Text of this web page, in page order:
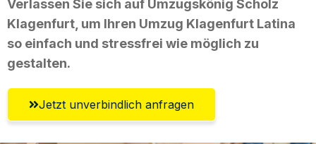
Verlassen Sie sich auf Umzugskönig Scholz
Klagenfurt, um Ihren Umzug Klagenfurt Latina
so einfach und stressfrei wie möglich zu
gestalten.
Jetzt unverbindlich anfragen